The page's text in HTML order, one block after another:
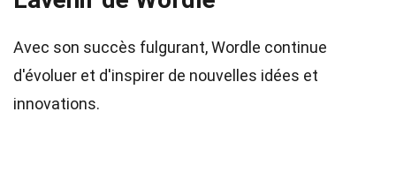
Avec son succès fulgurant, Wordle continue
d'évoluer et d'inspirer de nouvelles idées et
innovations.